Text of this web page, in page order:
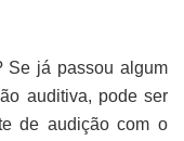
Se já passou algum
auditiva, pode ser
de audição com o